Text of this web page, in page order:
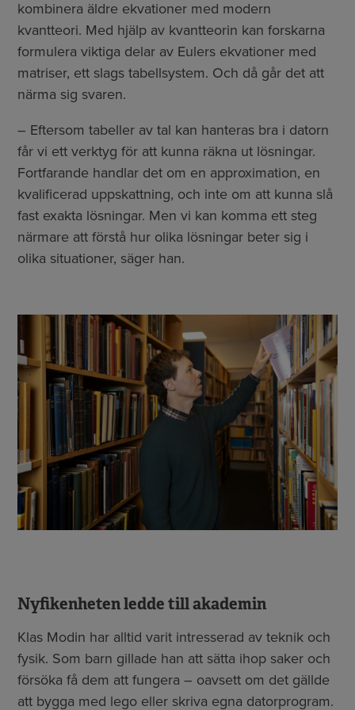
kombinera äldre ekvationer med modern
kvantteori. Med hjälp av kvantteorin kan forskarna
formulera viktiga delar av Eulers ekvationer med
matriser, ett slags tabellsystem. Och då går det att
närma sig svaren.
– Eftersom tabeller av tal kan hanteras bra i datorn
får vi ett verktyg för att kunna räkna ut lösningar.
Fortfarande handlar det om en approximation, en
kvalificerad uppskattning, och inte om att kunna slå
fast exakta lösningar. Men vi kan komma ett steg
närmare att förstå hur olika lösningar beter sig i
olika situationer, säger han.
Nyfikenheten ledde till akademin
Klas Modin har alltid varit intresserad av teknik och
fysik. Som barn gillade han att sätta ihop saker och
försöka få dem att fungera – oavsett om det gällde
att bygga med lego eller skriva egna datorprogram.